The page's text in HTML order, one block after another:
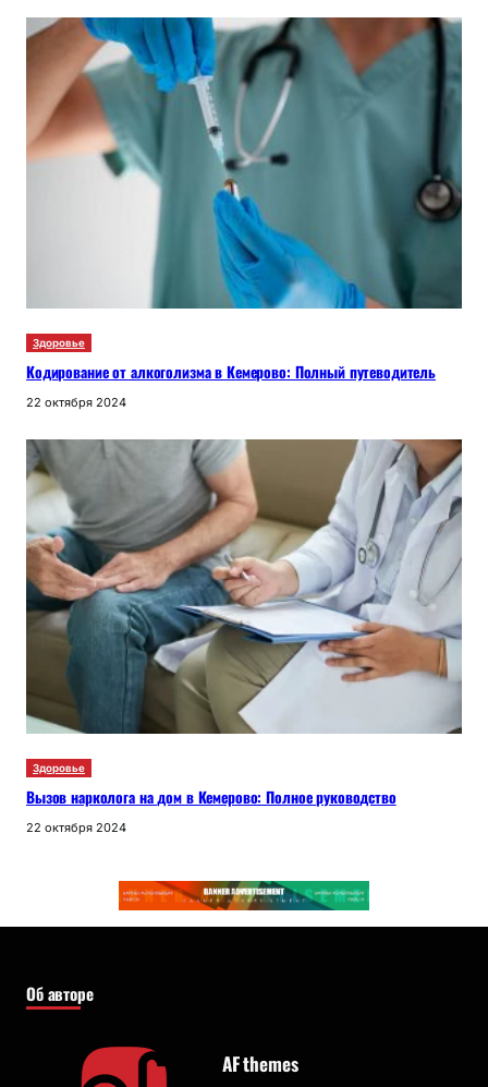
Здоровье
Кодирование от алкоголизма в Кемерово: Полный путеводитель
22 октября 2024
Здоровье
Вызов нарколога на дом в Кемерово: Полное руководство
22 октября 2024
Об авторе
AF themes